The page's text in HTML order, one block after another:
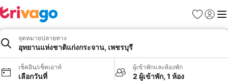
รายการโป
เข้าสู่ร
เมนู
จุดหมายปลายทาง
อุทยานแห่งชาติแก่งกระจาน, เพชรบุรี
เช็คอิน/เช็คเอาท์
เลือกวันที่
ผู้เข้าพักและห้องพัก
2 ผู้เข้าพัก, 1 ห้อง